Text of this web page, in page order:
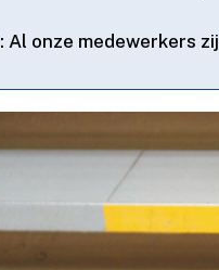
: Al onze medewerkers